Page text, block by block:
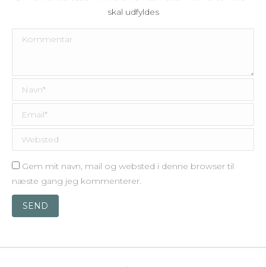
skal udfyldes
Kommentar
Navn *
Email *
Websted
Gem mit navn, mail og websted i denne browser til
næste gang jeg kommenterer.
SEND